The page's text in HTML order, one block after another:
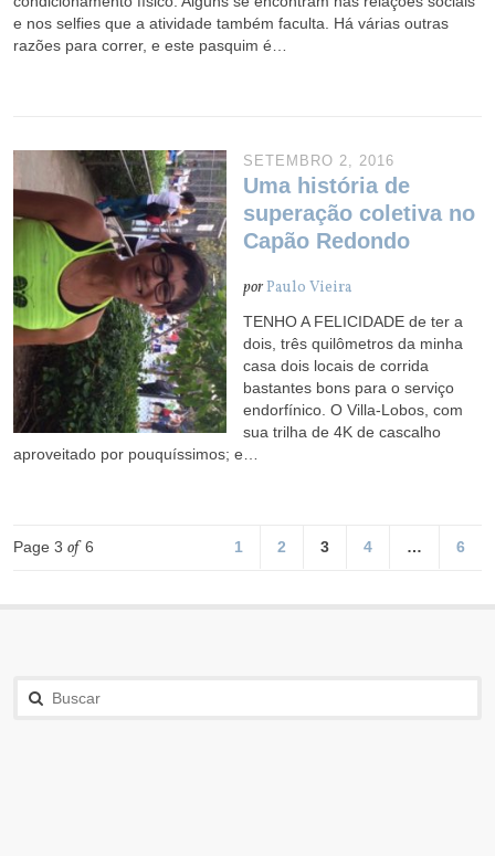
e nos selfies que a atividade também faculta. Há várias outras
razões para correr, e este pasquim é…
SETEMBRO 2, 2016
Uma história de
superação coletiva no
Capão Redondo
porPaulo Vieira
TENHO A FELICIDADE de ter a
dois, três quilômetros da minha
casa dois locais de corrida
bastantes bons para o serviço
endorfínico. O Villa-Lobos, com
sua trilha de 4K de cascalho
aproveitado por pouquíssimos; e…
Page 3of6 1 2 3 4 … 6